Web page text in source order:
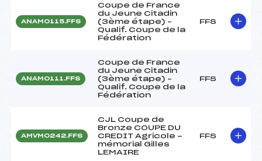
ANAM0115.FFS
Coupe de France
du Jeune Citadin
(3ème étape) –
Qualif. Coupe de la
Fédération
FFS
ANAM0111.FFS
Coupe de France
du Jeune Citadin
(3ème étape) –
Qualif. Coupe de la
Fédération
FFS
AMVM0242.FFS
CJL Coupe de
Bronze COUPE DU
CREDIT Agricole -
mémorial Gilles
LEMAIRE
FFS